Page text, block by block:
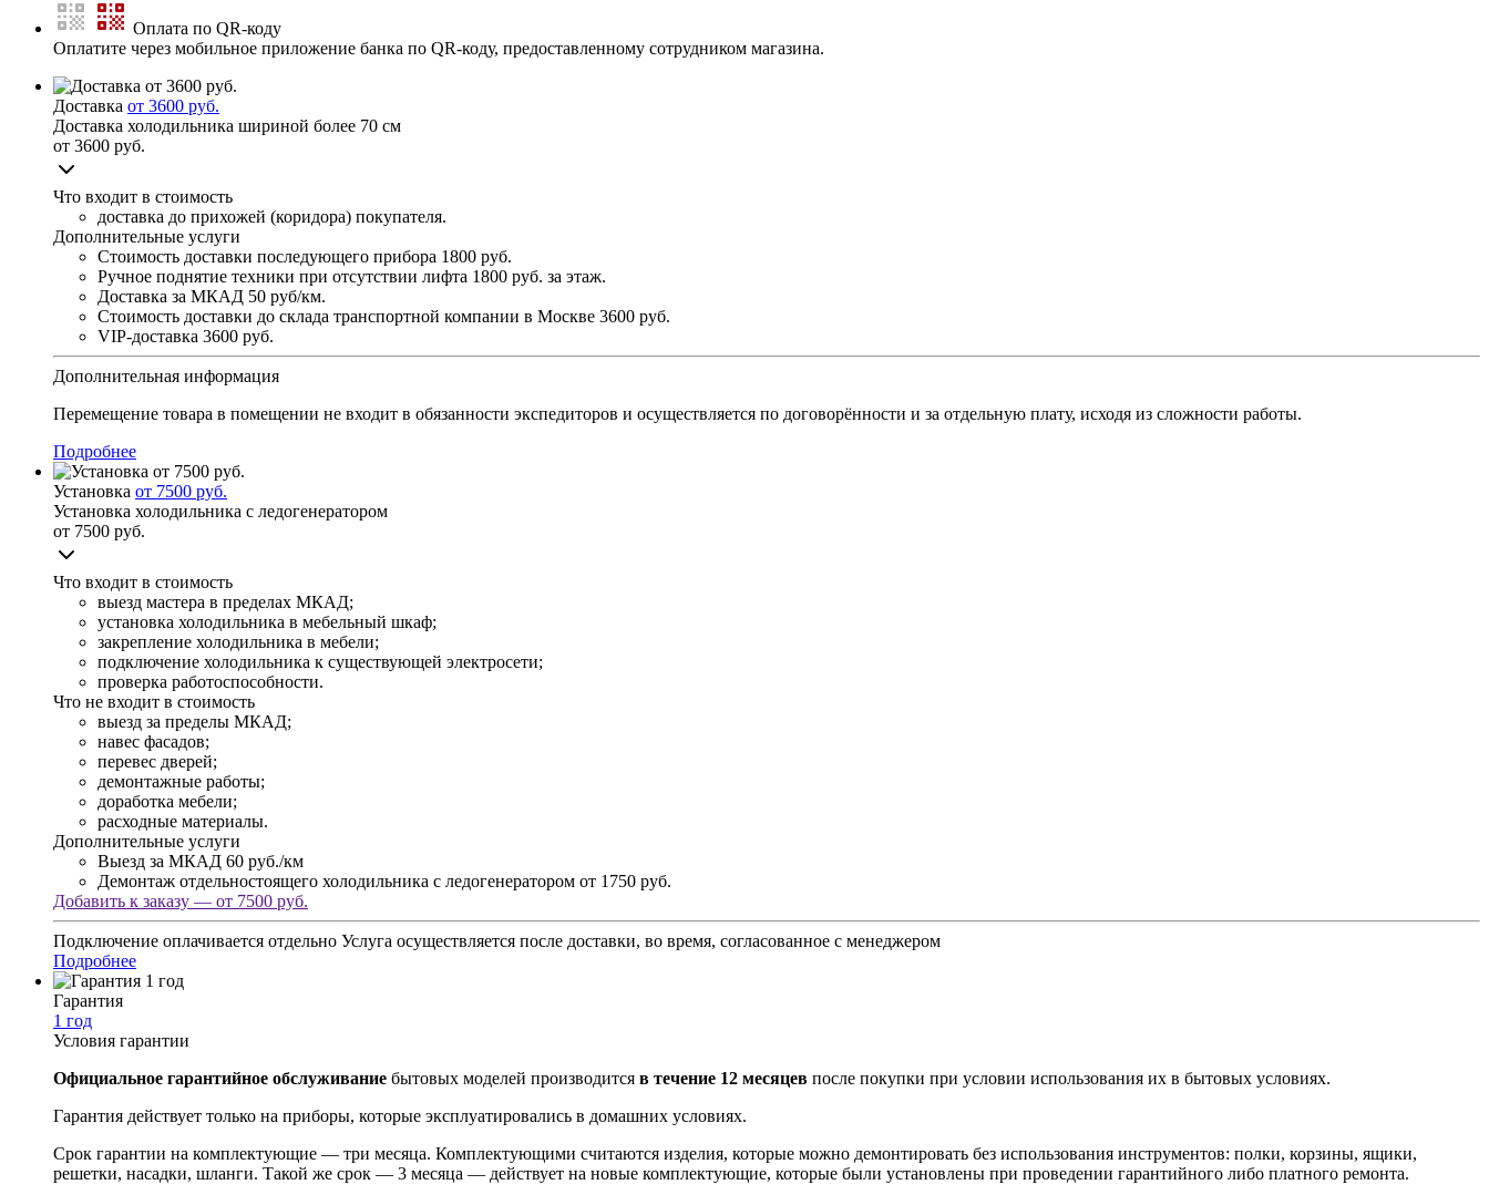
Оплата по QR-коду
Оплатите через мобильное приложение банка по QR-коду, предоставленному сотрудником магазина.
Доставка от 3600 руб.
Доставка холодильника шириной более 70 см
от 3600 руб.
Что входит в стоимость
доставка до прихожей (коридора) покупателя.
Дополнительные услуги
Стоимость доставки последующего прибора 1800 руб.
Ручное поднятие техники при отсутствии лифта 1800 руб. за этаж.
Доставка за МКАД 50 руб/км.
Стоимость доставки до склада транспортной компании в Москве 3600 руб.
VIP-доставка 3600 руб.
Дополнительная информация
Перемещение товара в помещении не входит в обязанности экспедиторов и осуществляется по договорённости и за отдельную плату, исходя из сложности работы.
Подробнее
Установка от 7500 руб.
Установка холодильника с ледогенератором
от 7500 руб.
Что входит в стоимость
выезд мастера в пределах МКАД;
установка холодильника в мебельный шкаф;
закрепление холодильника в мебели;
подключение холодильника к существующей электросети;
проверка работоспособности.
Что не входит в стоимость
выезд за пределы МКАД;
навес фасадов;
перевес дверей;
демонтажные работы;
доработка мебели;
расходные материалы.
Дополнительные услуги
Выезд за МКАД 60 руб./км
Демонтаж отдельностоящего холодильника с ледогенератором от 1750 руб.
Добавить к заказу — от 7500 руб.
Подключение оплачивается отдельно Услуга осуществляется после доставки, во время, согласованное с менеджером
Подробнее
Гарантия
1 год
Условия гарантии
Официальное гарантийное обслуживание бытовых моделей производится в течение 12 месяцев после покупки при условии использования их в бытовых условиях.
Гарантия действует только на приборы, которые эксплуатировались в домашних условиях.
Срок гарантии на комплектующие — три месяца. Комплектующими считаются изделия, которые можно демонтировать без использования инструментов: полки, корзины, ящики,
решетки, насадки, шланги. Такой же срок — 3 месяца — действует на новые комплектующие, которые были установлены при проведении гарантийного либо платного ремонта.